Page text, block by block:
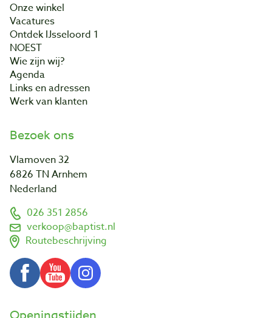
Onze winkel
Vacatures
Ontdek IJsseloord 1
NOEST
Wie zijn wij?
Agenda
Links en adressen
Werk van klanten
Bezoek ons
Vlamoven 32
6826 TN Arnhem
Nederland
026 351 2856
verkoop@baptist.nl
Routebeschrijving